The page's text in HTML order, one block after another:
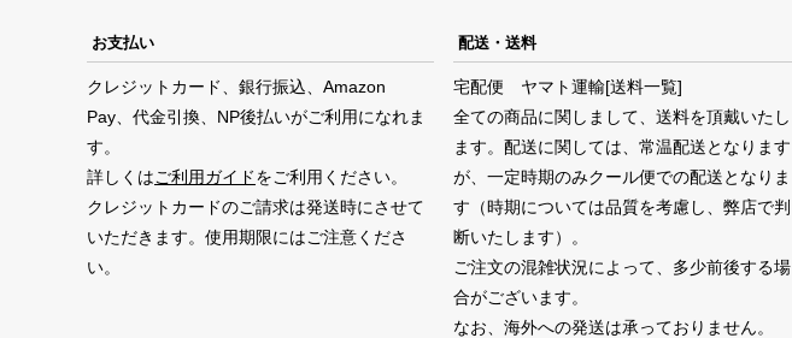
お支払い
クレジットカード、銀行振込、Amazon
Pay、代金引換、NP後払いがご利用になれま
す。
詳しくはご利用ガイドをご利用ください。
クレジットカードのご請求は発送時にさせて
いただきます。使用期限にはご注意くださ
い。
配送・送料
宅配便 ヤマト運輸[送料一覧]
全ての商品に関しまして、送料を頂戴いたし
ます。配送に関しては、常温配送となります
が、一定時期のみクール便での配送となりま
す（時期については品質を考慮し、弊店で判
断いたします）。
ご注文の混雑状況によって、多少前後する場
合がございます。
なお、海外への発送は承っておりません。